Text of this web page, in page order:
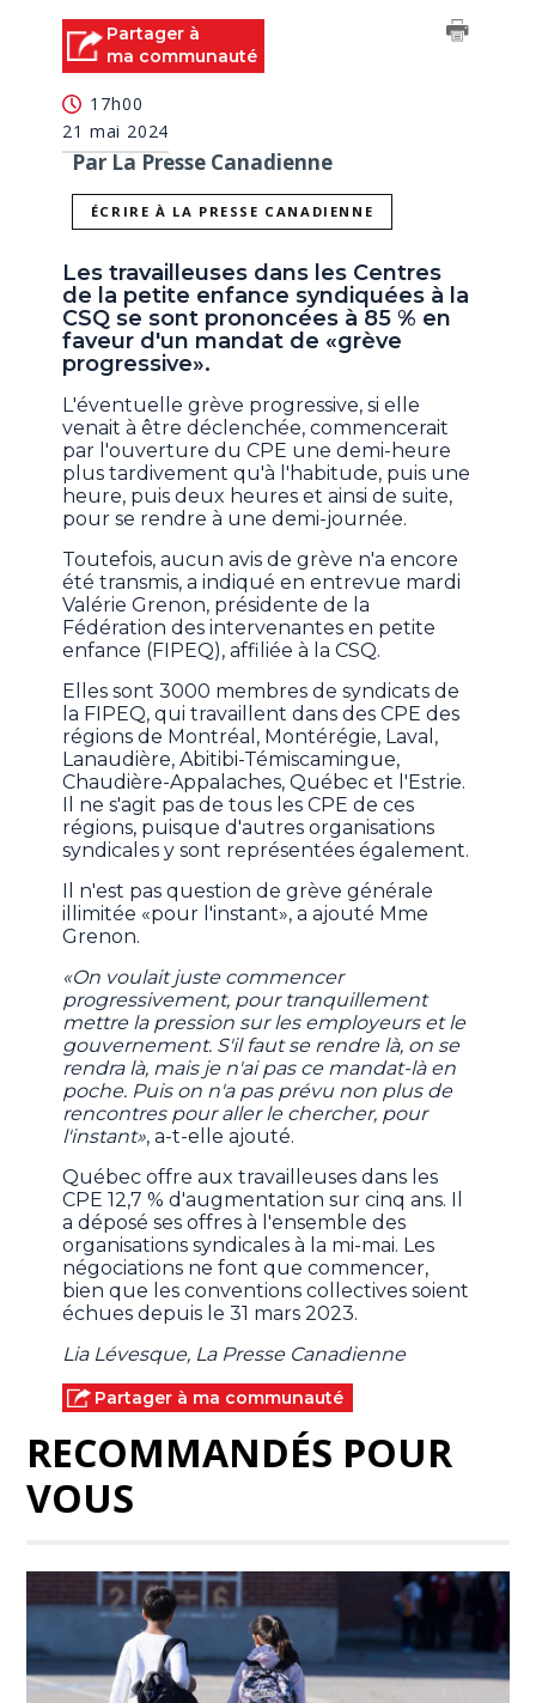
Partager à
ma communauté
17h00
21 mai 2024
Par La Presse Canadienne
ÉCRIRE À LA PRESSE CANADIENNE
Les travailleuses dans les Centres
de la petite enfance syndiquées à la
CSQ se sont prononcées à 85 % en
faveur d'un mandat de «grève
progressive».
L'éventuelle grève progressive, si elle
venait à être déclenchée, commencerait
par l'ouverture du CPE une demi-heure
plus tardivement qu'à l'habitude, puis une
heure, puis deux heures et ainsi de suite,
pour se rendre à une demi-journée.
Toutefois, aucun avis de grève n'a encore
été transmis, a indiqué en entrevue mardi
Valérie Grenon, présidente de la
Fédération des intervenantes en petite
enfance (FIPEQ), affiliée à la CSQ.
Elles sont 3000 membres de syndicats de
la FIPEQ, qui travaillent dans des CPE des
régions de Montréal, Montérégie, Laval,
Lanaudière, Abitibi-Témiscamingue,
Chaudière-Appalaches, Québec et l'Estrie.
Il ne s'agit pas de tous les CPE de ces
régions, puisque d'autres organisations
syndicales y sont représentées également.
Il n'est pas question de grève générale
illimitée «pour l'instant», a ajouté Mme
Grenon.
«On voulait juste commencer
progressivement, pour tranquillement
mettre la pression sur les employeurs et le
gouvernement. S'il faut se rendre là, on se
rendra là, mais je n'ai pas ce mandat-là en
poche. Puis on n'a pas prévu non plus de
rencontres pour aller le chercher, pour
l'instant», a-t-elle ajouté.
Québec offre aux travailleuses dans les
CPE 12,7 % d'augmentation sur cinq ans. Il
a déposé ses offres à l'ensemble des
organisations syndicales à la mi-mai. Les
négociations ne font que commencer,
bien que les conventions collectives soient
échues depuis le 31 mars 2023.
Lia Lévesque, La Presse Canadienne
Partager à ma communauté
RECOMMANDÉS POUR
VOUS